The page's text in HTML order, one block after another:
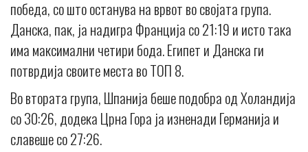
победа, со што останува на врвот во својата група.
Данска, пак, ја надигра Франција со 21:19 и исто така
има максимални четири бода. Eгипет и Данска ги
потврдија своите места во ТОП 8.
Во втората група, Шпанија беше подобра од Холандија
со 30:26, додека Црна Гора ја изненади Германија и
славеше со 27:26.